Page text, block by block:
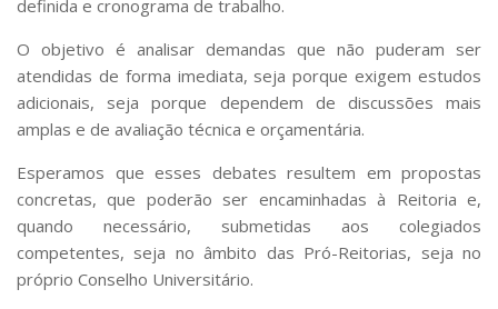
definida e cronograma de trabalho.
O objetivo é analisar demandas que não puderam ser
atendidas de forma imediata, seja porque exigem estudos
adicionais, seja porque dependem de discussões mais
amplas e de avaliação técnica e orçamentária.
Esperamos que esses debates resultem em propostas
concretas, que poderão ser encaminhadas à Reitoria e,
quando necessário, submetidas aos colegiados
competentes, seja no âmbito das Pró-Reitorias, seja no
próprio Conselho Universitário.